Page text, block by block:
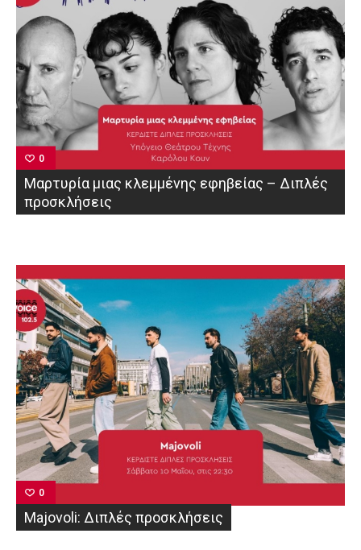
0
Μαρτυρία μιας κλεμμένης εφηβείας – Διπλές
προσκλήσεις
0
Majovoli: Διπλές προσκλήσεις